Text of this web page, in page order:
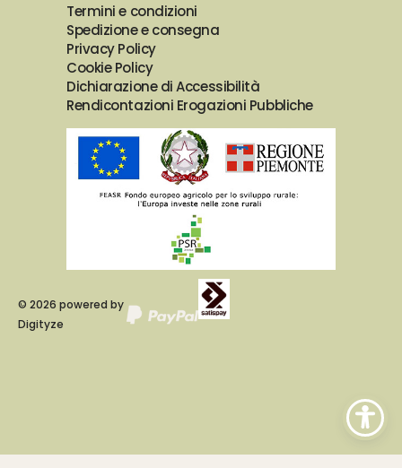
Termini e condizioni
Spedizione e consegna
Privacy Policy
Cookie Policy
Dichiarazione di Accessibilità
Rendicontazioni Erogazioni Pubbliche
© 2026 powered by
Digityze